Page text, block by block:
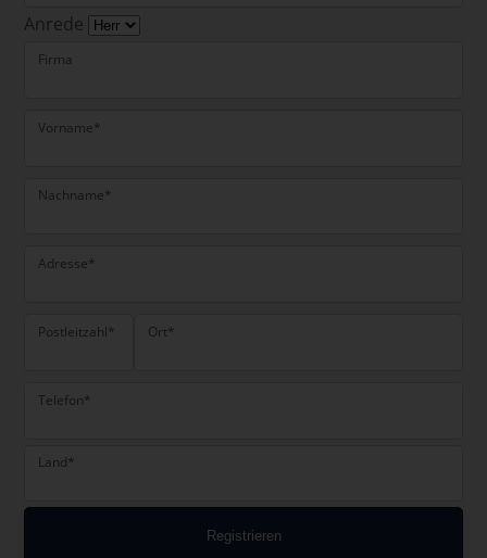
Anrede
Firma
Vorname*
Nachname*
Adresse*
Postleitzahl* Ort*
Telefon*
Land*